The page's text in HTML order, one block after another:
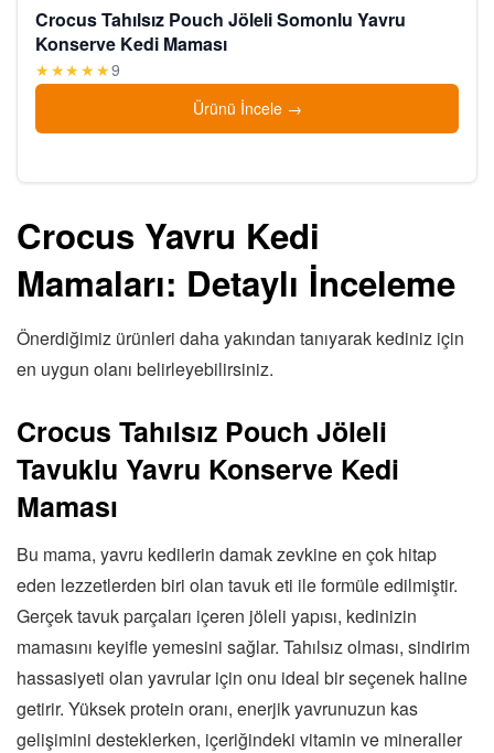
Crocus Tahılsız Pouch Jöleli Somonlu Yavru
Konserve Kedi Maması
★★★★★9
Ürünü İncele
Crocus Yavru Kedi
Mamaları: Detaylı İnceleme
Önerdiğimiz ürünleri daha yakından tanıyarak kediniz için
en uygun olanı belirleyebilirsiniz.
Crocus Tahılsız Pouch Jöleli
Tavuklu Yavru Konserve Kedi
Maması
Bu mama, yavru kedilerin damak zevkine en çok hitap
eden lezzetlerden biri olan tavuk eti ile formüle edilmiştir.
Gerçek tavuk parçaları içeren jöleli yapısı, kedinizin
mamasını keyifle yemesini sağlar. Tahılsız olması, sindirim
hassasiyeti olan yavrular için onu ideal bir seçenek haline
getirir. Yüksek protein oranı, enerjik yavrunuzun kas
gelişimini desteklerken, içeriğindeki vitamin ve mineraller